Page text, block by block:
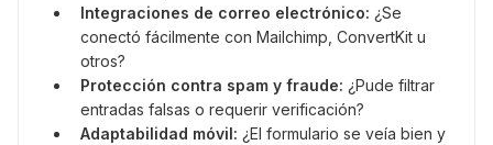
Integraciones de correo electrónico: ¿Se
conectó fácilmente con Mailchimp, ConvertKit u
otros?
Protección contra spam y fraude: ¿Pude filtrar
entradas falsas o requerir verificación?
Adaptabilidad móvil: ¿El formulario se veía bien y